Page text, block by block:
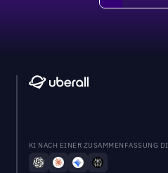
KI NACH EINER ZUSAMMENFASSUNG